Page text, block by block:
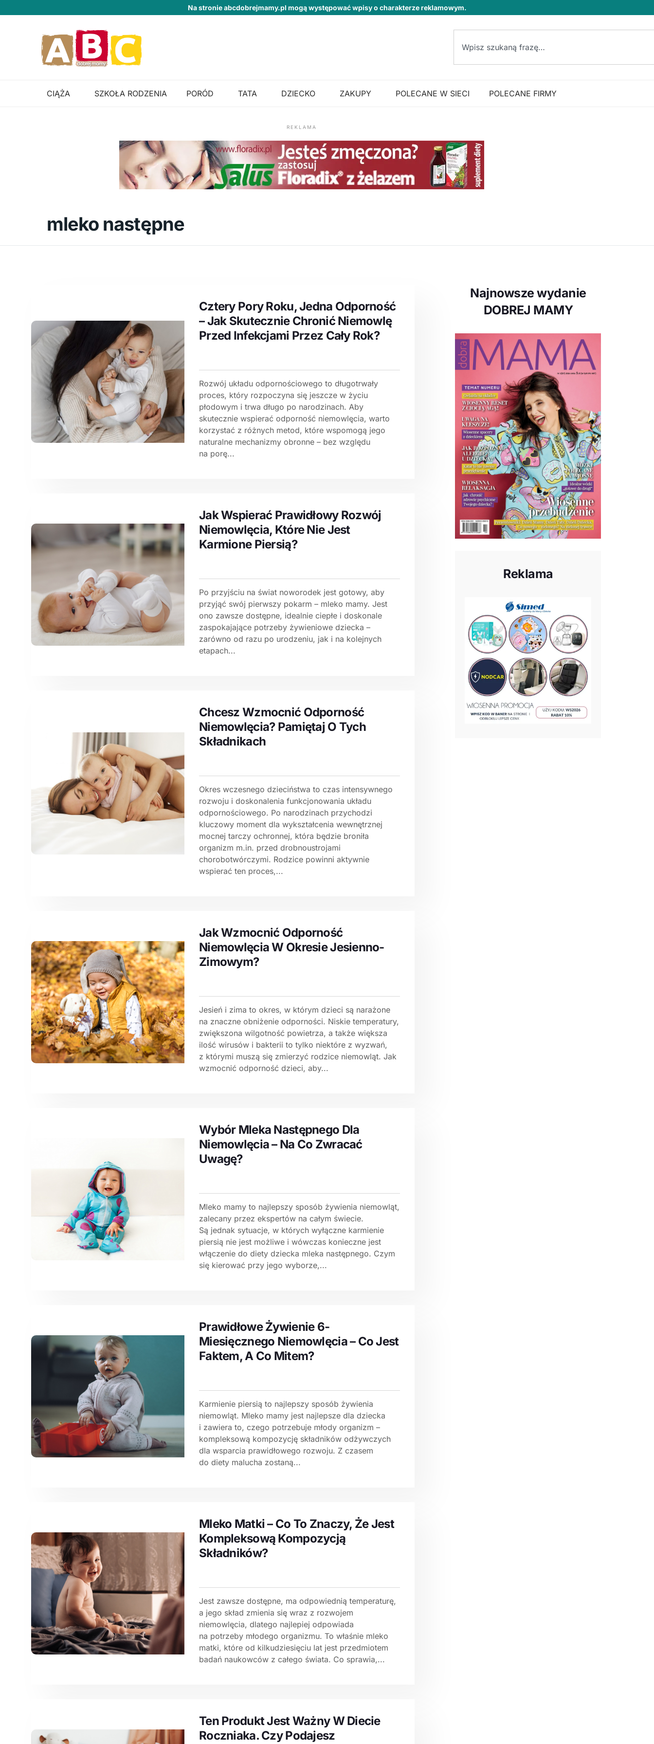
Na stronie abcdobrejmamy.pl mogą występować wpisy o charakterze reklamowym.
CIĄŻA SZKOŁA RODZENIA PORÓD TATA DZIECKO ZAKUPY POLECANE W SIECI POLECANE FIRMY
REKLAMA
mleko następne
Cztery Pory Roku, Jedna Odporność
– Jak Skutecznie Chronić Niemowlę
Przed Infekcjami Przez Cały Rok?
Rozwój układu odpornościowego to długotrwały
proces, który rozpoczyna się jeszcze w życiu
płodowym i trwa długo po narodzinach. Aby
skutecznie wspierać odporność niemowlęcia, warto
korzystać z różnych metod, które wspomogą jego
naturalne mechanizmy obronne – bez względu
na porę...
Jak Wspierać Prawidłowy Rozwój
Niemowlęcia, Które Nie Jest
Karmione Piersią?
Po przyjściu na świat noworodek jest gotowy, aby
przyjąć swój pierwszy pokarm – mleko mamy. Jest
ono zawsze dostępne, idealnie ciepłe i doskonale
zaspokajające potrzeby żywieniowe dziecka –
zarówno od razu po urodzeniu, jak i na kolejnych
etapach...
Chcesz Wzmocnić Odporność
Niemowlęcia? Pamiętaj O Tych
Składnikach
Okres wczesnego dzieciństwa to czas intensywnego
rozwoju i doskonalenia funkcjonowania układu
odpornościowego. Po narodzinach przychodzi
kluczowy moment dla wykształcenia wewnętrznej
mocnej tarczy ochronnej, która będzie broniła
organizm m.in. przed drobnoustrojami
chorobotwórczymi. Rodzice powinni aktywnie
wspierać ten proces,...
Jak Wzmocnić Odporność
Niemowlęcia W Okresie Jesienno-
Zimowym?
Jesień i zima to okres, w którym dzieci są narażone
na znaczne obniżenie odporności. Niskie temperatury,
zwiększona wilgotność powietrza, a także większa
ilość wirusów i bakterii to tylko niektóre z wyzwań,
z którymi muszą się zmierzyć rodzice niemowląt. Jak
wzmocnić odporność dzieci, aby...
Wybór Mleka Następnego Dla
Niemowlęcia – Na Co Zwracać
Uwagę?
Mleko mamy to najlepszy sposób żywienia niemowląt,
zalecany przez ekspertów na całym świecie.
Są jednak sytuacje, w których wyłączne karmienie
piersią nie jest możliwe i wówczas konieczne jest
włączenie do diety dziecka mleka następnego. Czym
się kierować przy jego wyborze,...
Prawidłowe Żywienie 6-
Miesięcznego Niemowlęcia – Co Jest
Faktem, A Co Mitem?
Karmienie piersią to najlepszy sposób żywienia
niemowląt. Mleko mamy jest najlepsze dla dziecka
i zawiera to, czego potrzebuje młody organizm –
kompleksową kompozycję składników odżywczych
dla wsparcia prawidłowego rozwoju. Z czasem
do diety malucha zostaną...
Mleko Matki – Co To Znaczy, Że Jest
Kompleksową Kompozycją
Składników?
Jest zawsze dostępne, ma odpowiednią temperaturę,
a jego skład zmienia się wraz z rozwojem
niemowlęcia, dlatego najlepiej odpowiada
na potrzeby młodego organizmu. To właśnie mleko
matki, które od kilkudziesięciu lat jest przedmiotem
badań naukowców z całego świata. Co sprawia,...
Ten Produkt Jest Ważny W Diecie
Roczniaka. Czy Podajesz
Najnowsze wydanie
DOBREJ MAMY
Reklama